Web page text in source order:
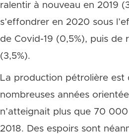
ralentir à nouveau en 2019
s’effondrer en 2020 sous
de Covid-19 (0,5%), puis de
(3,5%).
La production pétrolière est
nombreuses années
n’atteignait plus que 70
2018. Des espoirs sont